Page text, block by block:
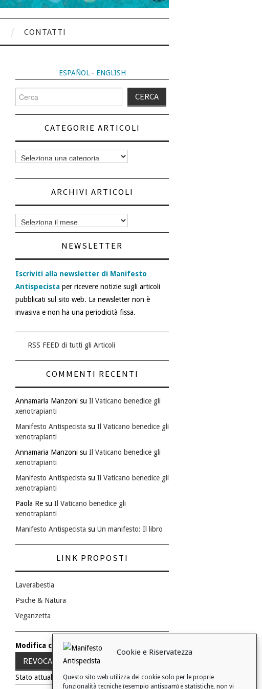
Cookie e Riservatezza
Questo sito web utilizza dei cookie solo per le proprie
funzionalità tecniche (esempio antispam) e statistiche, non vi
CONTATTI
ESPAÑOL- ENGLISH
per:
CATEGORIE ARTICOLI
Categorie
articoli
ARCHIVI ARTICOLI
Archivi
articoli
NEWSLETTER
Iscriviti alla newsletter di Manifesto
Antispecista per ricevere notizie sugli articoli
pubblicati sul sito web. La newsletter non è
invasiva e non ha una periodicità fissa.
RSS FEED di tutti gli Articoli
COMMENTI RECENTI
Annamaria Manzoni su Il Vaticano benedice gli
xenotrapianti
Manifesto Antispecista su Il Vaticano benedice gli
xenotrapianti
Annamaria Manzoni su Il Vaticano benedice gli
xenotrapianti
Manifesto Antispecista su Il Vaticano benedice gli
xenotrapianti
Paola Re su Il Vaticano benedice gli
xenotrapianti
Manifesto Antispecista su Un manifesto: Il libro
LINK PROPOSTI
Laverabestia
Psiche & Natura
Veganzetta
Modifica consenso ai cookie
REVOCA IL TUO CONSENSO
Stato attuale: Negato